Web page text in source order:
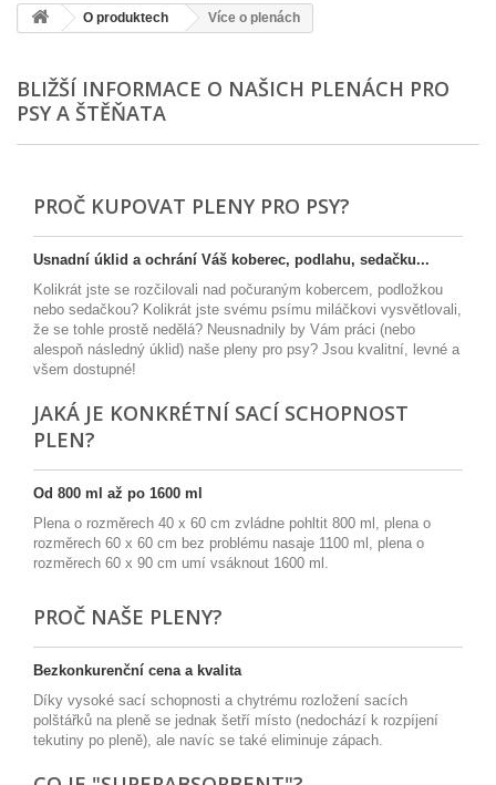
O produktech Více o plenách
BLIŽŠÍ INFORMACE O NAŠICH PLENÁCH PRO
PSY A ŠTĚŇATA
PROČ KUPOVAT PLENY PRO PSY?
Usnadní úklid a ochrání Váš koberec, podlahu, sedačku...
Kolikrát jste se rozčilovali nad počuraným kobercem, podložkou
nebo sedačkou? Kolikrát jste svému psímu miláčkovi vysvětlovali,
že se tohle prostě nedělá? Neusnadnily by Vám práci (nebo
alespoň následný úklid) naše pleny pro psy? Jsou kvalitní, levné a
všem dostupné!
JAKÁ JE KONKRÉTNÍ SACÍ SCHOPNOST
PLEN?
Od 800 ml až po 1600 ml
Plena o rozměrech 40 x 60 cm zvládne pohltit 800 ml, plena o
rozměrech 60 x 60 cm bez problému nasaje 1100 ml, plena o
rozměrech 60 x 90 cm umí vsáknout 1600 ml.
PROČ NAŠE PLENY?
Bezkonkurenční cena a kvalita
Díky vysoké sací schopnosti a chytrému rozložení sacích
polštářků na pleně se jednak šetří místo (nedochází k rozpíjení
tekutiny po pleně), ale navíc se také eliminuje zápach.